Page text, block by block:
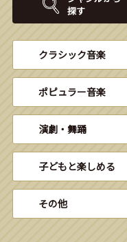
探す
クラシック音楽
ポピュラー音楽
演劇・舞踊
子どもと楽しめる
その他